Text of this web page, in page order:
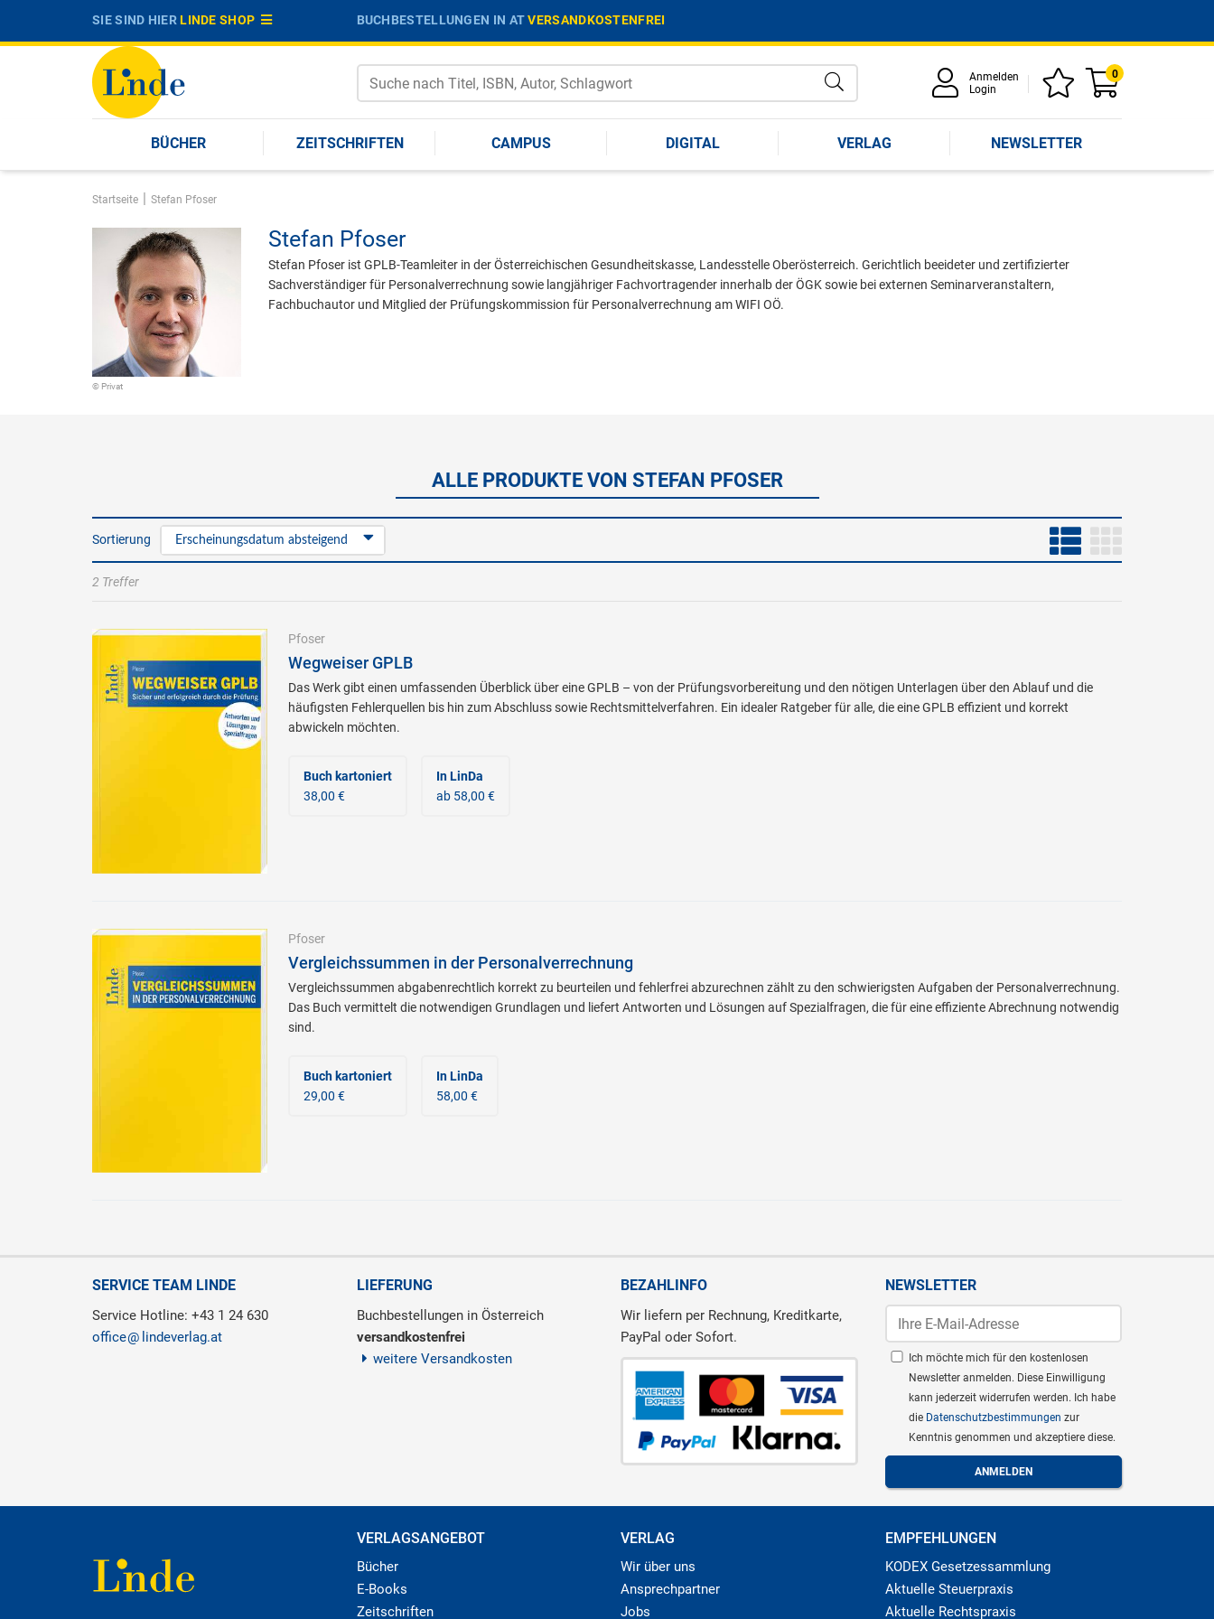
SIE SIND HIERLINDE SHOP BUCHBESTELLUNGEN IN ATVERSANDKOSTENFREI
Anmelden
Login
0
BÜCHER ZEITSCHRIFTEN CAMPUS DIGITAL VERLAG NEWSLETTER
Startseite | Stefan Pfoser
© Privat
Stefan Pfoser
Stefan Pfoser ist GPLB-Teamleiter in der Österreichischen Gesundheitskasse, Landesstelle Oberösterreich. Gerichtlich beeideter und zertifizierter
Sachverständiger für Personalverrechnung sowie langjähriger Fachvortragender innerhalb der ÖGK sowie bei externen Seminarveranstaltern,
Fachbuchautor und Mitglied der Prüfungskommission für Personalverrechnung am WIFI OÖ.
ALLE PRODUKTE VON STEFAN PFOSER
Sortierung Erscheinungsdatum absteigend
2 Treffer
Pfoser
Wegweiser GPLB
Das Werk gibt einen umfassenden Überblick über eine GPLB – von der Prüfungsvorbereitung und den nötigen Unterlagen über den Ablauf und die
häufigsten Fehlerquellen bis hin zum Abschluss sowie Rechtsmittelverfahren. Ein idealer Ratgeber für alle, die eine GPLB effizient und korrekt
abwickeln möchten.
Buch kartoniert
38,00 €
In LinDa
ab 58,00 €
Pfoser
Vergleichssummen in der Personalverrechnung
Vergleichssummen abgabenrechtlich korrekt zu beurteilen und fehlerfrei abzurechnen zählt zu den schwierigsten Aufgaben der Personalverrechnung.
Das Buch vermittelt die notwendigen Grundlagen und liefert Antworten und Lösungen auf Spezialfragen, die für eine effiziente Abrechnung notwendig
sind.
Buch kartoniert
29,00 €
In LinDa
58,00 €
SERVICE TEAM LINDE
Service Hotline: +43 1 24 630
office
lindeverlag.at
LIEFERUNG
Buchbestellungen in Österreich
versandkostenfrei
weitere Versandkosten
BEZAHLINFO
Wir liefern per Rechnung, Kreditkarte,
PayPal oder Sofort.
NEWSLETTER
Ich möchte mich für den kostenlosen
Newsletter anmelden. Diese Einwilligung
kann jederzeit widerrufen werden. Ich habe
die Datenschutzbestimmungen zur
Kenntnis genommen und akzeptiere diese.
VERLAGSANGEBOT
Bücher
E-Books
Zeitschriften
VERLAG
Wir über uns
Ansprechpartner
Jobs
EMPFEHLUNGEN
KODEX Gesetzessammlung
Aktuelle Steuerpraxis
Aktuelle Rechtspraxis